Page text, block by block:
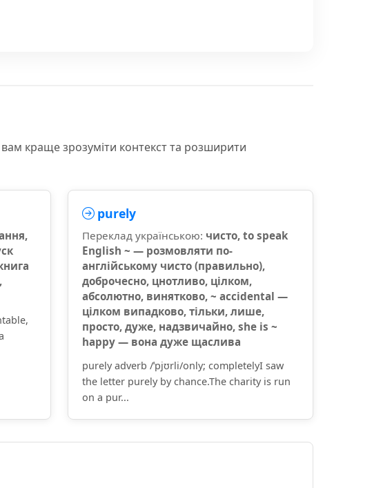
краще зрозуміти контекст та розширити
purely
Переклад українською: чисто, to speak
English ~ — розмовляти по-
англійському чисто (правильно),
доброчесно, цнотливо, цілком,
абсолютно, винятково, ~ accidental —
цілком випадково, тільки, лише,
просто, дуже, надзвичайно, she is ~
happy — вона дуже щаслива
purely adverb /ˈpjʊrli/only; completelyI saw
the letter purely by chance.The charity is run
on a pur...